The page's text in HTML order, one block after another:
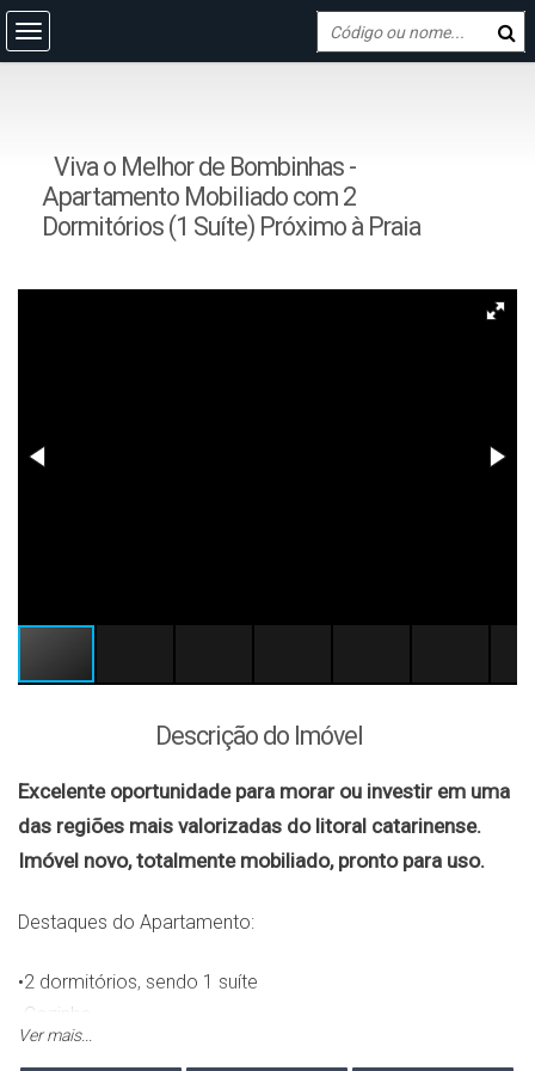
Viva o Melhor de Bombinhas -
Apartamento Mobiliado com 2
Dormitórios (1 Suíte) Próximo à Praia
Descrição do Imóvel
Excelente oportunidade para morar ou investir em uma
das regiões mais valorizadas do litoral catarinense.
Imóvel novo, totalmente mobiliado, pronto para uso.
Destaques do Apartamento:
•2 dormitórios, sendo 1 suíte
•Cozinha
•Sala de estar
Ver mais...